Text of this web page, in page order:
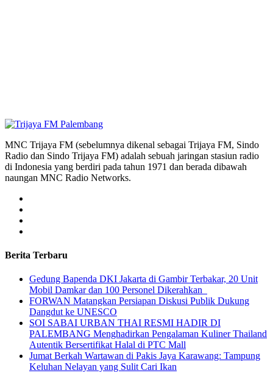
MNC Trijaya FM (sebelumnya dikenal sebagai Trijaya FM, Sindo
Radio dan Sindo Trijaya FM) adalah sebuah jaringan stasiun radio
di Indonesia yang berdiri pada tahun 1971 dan berada dibawah
naungan MNC Radio Networks.
Berita Terbaru
Gedung Bapenda DKI Jakarta di Gambir Terbakar, 20 Unit
Mobil Damkar dan 100 Personel Dikerahkan
FORWAN Matangkan Persiapan Diskusi Publik Dukung
Dangdut ke UNESCO
SOI SABAI URBAN THAI RESMI HADIR DI
PALEMBANG Menghadirkan Pengalaman Kuliner Thailand
Autentik Bersertifikat Halal di PTC Mall
Jumat Berkah Wartawan di Pakis Jaya Karawang: Tampung
Keluhan Nelayan yang Sulit Cari Ikan